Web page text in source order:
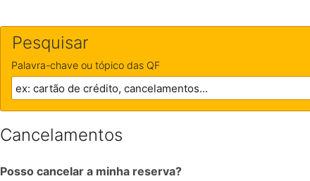
Pesquisar
Palavra-chave ou tópico das QF
Cancelamentos
Posso cancelar a minha reserva?